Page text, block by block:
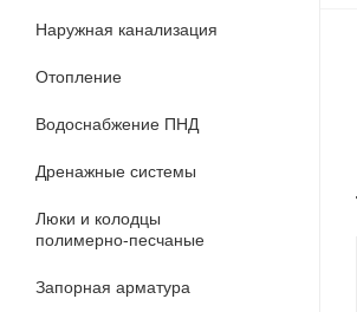
Наружная канализация
Отопление
Водоснабжение ПНД
Дренажные системы
Люки и колодцы
полимерно-песчаные
Запорная арматура